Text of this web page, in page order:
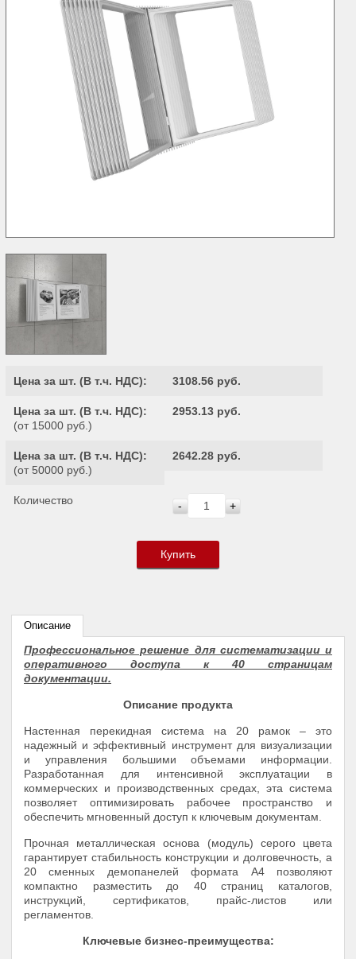
Цена за шт. (В т.ч. НДС): 3108.56 руб.
Цена за шт. (В т.ч. НДС):
(от 15000 руб.)
2953.13 руб.
Цена за шт. (В т.ч. НДС):
(от 50000 руб.)
2642.28 руб.
Количество - +
Купить
Описание
Профессиональное решение для систематизации и
оперативного доступа к 40 страницам
документации.
Описание продукта
Настенная перекидная система на 20 рамок – это
надежный и эффективный инструмент для визуализации
и управления большими объемами информации.
Разработанная для интенсивной эксплуатации в
коммерческих и производственных средах, эта система
позволяет оптимизировать рабочее пространство и
обеспечить мгновенный доступ к ключевым документам.
Прочная металлическая основа (модуль) серого цвета
гарантирует стабильность конструкции и долговечность, а
20 сменных демопанелей формата А4 позволяют
компактно разместить до 40 страниц каталогов,
инструкций, сертификатов, прайс-листов или
регламентов.
Ключевые бизнес-преимущества: